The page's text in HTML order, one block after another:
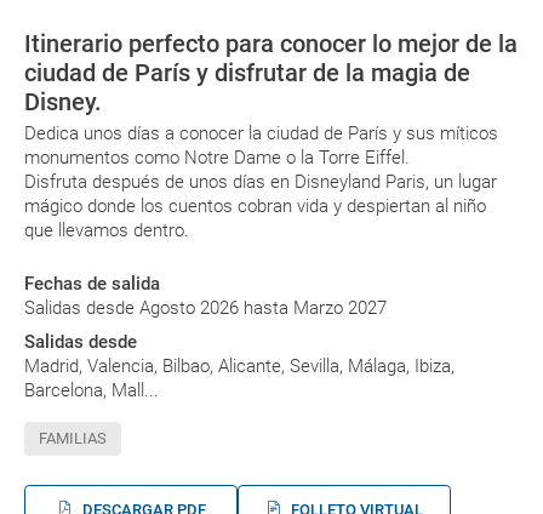
Itinerario perfecto para conocer lo mejor de la
ciudad de París y disfrutar de la magia de
Disney.
Dedica unos días a conocer la ciudad de París y sus míticos
monumentos como Notre Dame o la Torre Eiffel.
Disfruta después de unos días en Disneyland Paris, un lugar
mágico donde los cuentos cobran vida y despiertan al niño
que llevamos dentro.
Fechas de salida
Salidas desde Agosto 2026 hasta Marzo 2027
Salidas desde
Madrid, Valencia, Bilbao, Alicante, Sevilla, Málaga, Ibiza,
Barcelona, Mall...
FAMILIAS
DESCARGAR PDF FOLLETO VIRTUAL